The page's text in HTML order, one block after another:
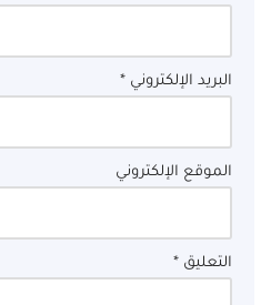
البريد الإلكتروني *
الموقع الإلكتروني
التعليق *